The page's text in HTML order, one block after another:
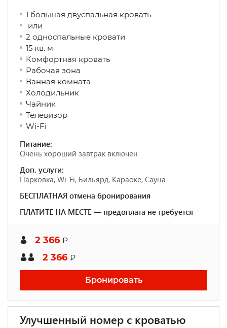
1 большая двуспальная кровать
или
2 односпальные кровати
15 кв. м
Комфортная кровать
Рабочая зона
Ванная комната
Холодильник
Чайник
Телевизор
Wi-Fi
Питание:
Очень хороший завтрак включен
Доп. услуги:
Парковка, Wi-Fi, Бильярд, Караоке, Сауна
БЕСПЛАТНАЯ отмена бронирования
ПЛАТИТЕ НА МЕСТЕ — предоплата не требуется
2 366 ₽
2 366 ₽
Бронировать
Улучшенный номер с кроватью